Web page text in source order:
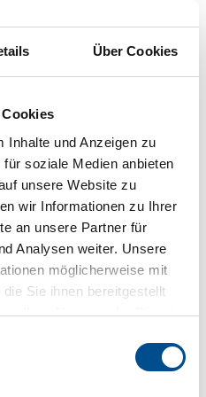
Über Cookies
Inhalte und Anzeigen zu
soziale Medien anbieten
unsere Website zu
wir Informationen zu Ihrer
an unsere Partner für
Analysen weiter. Unsere
möglicherweise mit
Sie ihnen bereitgestellt
Ihrer Nutzung der Dienste
Produzenten für
für Garten-und
des Vättern einen
bei der Herstellung der
rotweiß gestreiften
Flora vom Botaniker
Smålandbezeichnet
und beliebtes
die BurgruineHultaby
ist. In
Älmhult
wird